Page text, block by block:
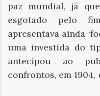
paz mundial, já
esgotado pelo
apresentava ainda
uma investida do
antecipou ao
confrontos, em 1904,